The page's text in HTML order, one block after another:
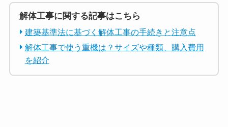
解体工事に関する記事はこちら
建築基準法に基づく解体工事の手続きと注意点
解体工事で使う重機は？サイズや種類、購入費用
を紹介